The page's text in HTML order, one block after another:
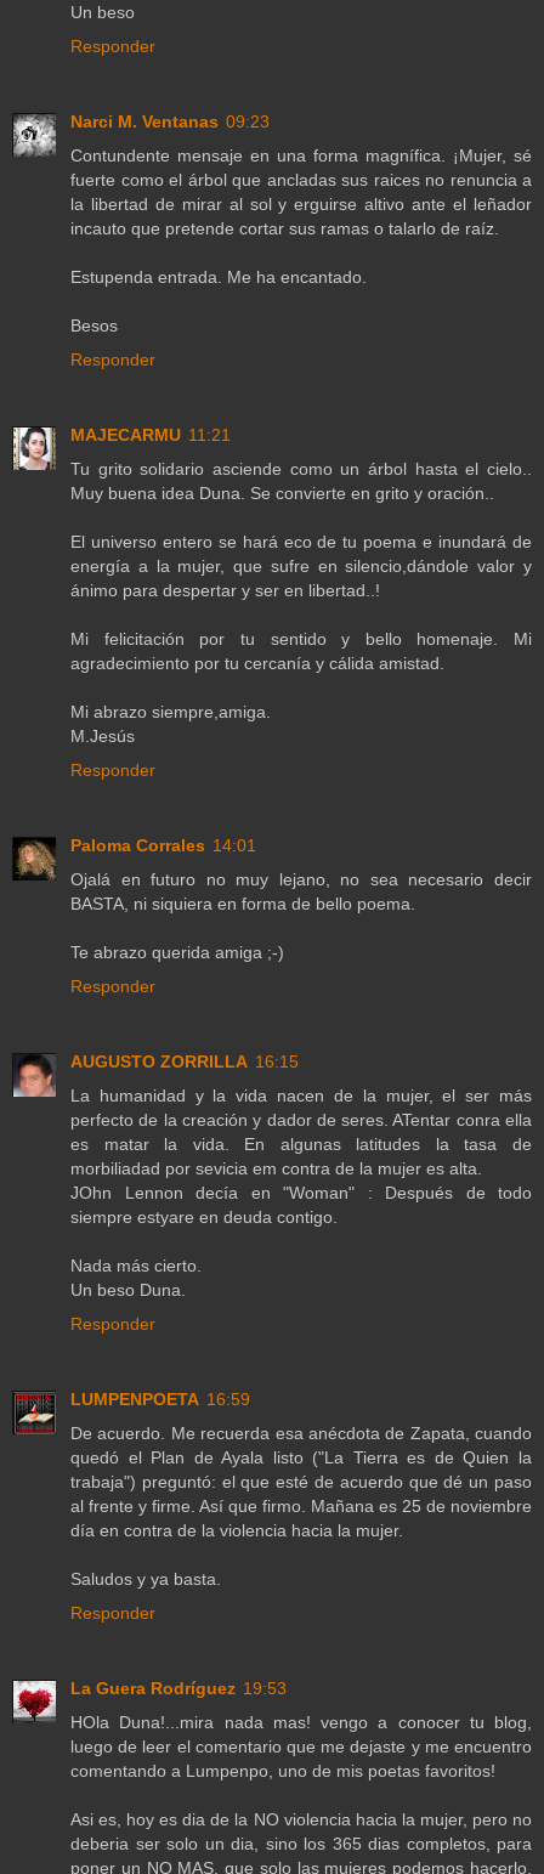
Un beso
Responder
Narci M. Ventanas 09:23
Contundente mensaje en una forma magnífica. ¡Mujer, sé
fuerte como el árbol que ancladas sus raices no renuncia a
la libertad de mirar al sol y erguirse altivo ante el leñador
incauto que pretende cortar sus ramas o talarlo de raíz.
Estupenda entrada. Me ha encantado.
Besos
Responder
MAJECARMU 11:21
Tu grito solidario asciende como un árbol hasta el cielo..
Muy buena idea Duna. Se convierte en grito y oración..
El universo entero se hará eco de tu poema e inundará de
energía a la mujer, que sufre en silencio,dándole valor y
ánimo para despertar y ser en libertad..!
Mi felicitación por tu sentido y bello homenaje. Mi
agradecimiento por tu cercanía y cálida amistad.
Mi abrazo siempre,amiga.
M.Jesús
Responder
Paloma Corrales 14:01
Ojalá en futuro no muy lejano, no sea necesario decir
BASTA, ni siquiera en forma de bello poema.
Te abrazo querida amiga ;-)
Responder
AUGUSTO ZORRILLA 16:15
La humanidad y la vida nacen de la mujer, el ser más
perfecto de la creación y dador de seres. ATentar conra ella
es matar la vida. En algunas latitudes la tasa de
morbiliadad por sevicia em contra de la mujer es alta.
JOhn Lennon decía en "Woman" : Después de todo
siempre estyare en deuda contigo.
Nada más cierto.
Un beso Duna.
Responder
LUMPENPOETA 16:59
De acuerdo. Me recuerda esa anécdota de Zapata, cuando
quedó el Plan de Ayala listo ("La Tierra es de Quien la
trabaja") preguntó: el que esté de acuerdo que dé un paso
al frente y firme. Así que firmo. Mañana es 25 de noviembre
día en contra de la violencia hacia la mujer.
Saludos y ya basta.
Responder
La Guera Rodríguez 19:53
HOla Duna!...mira nada mas! vengo a conocer tu blog,
luego de leer el comentario que me dejaste y me encuentro
comentando a Lumpenpo, uno de mis poetas favoritos!
Asi es, hoy es dia de la NO violencia hacia la mujer, pero no
deberia ser solo un dia, sino los 365 dias completos, para
poner un NO MAS, que solo las mujeres podemos hacerlo,